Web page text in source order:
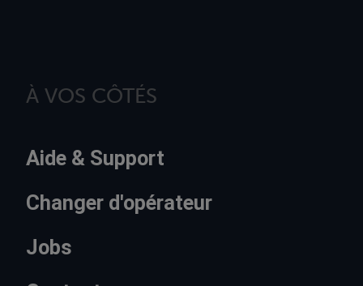
À VOS CÔTÉS
Aide & Support
Changer d'opérateur
Jobs